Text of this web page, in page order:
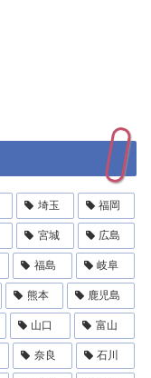
埼玉 福岡
宮城 広島
福島 岐阜
熊本 鹿児島
山口 富山
奈良 石川